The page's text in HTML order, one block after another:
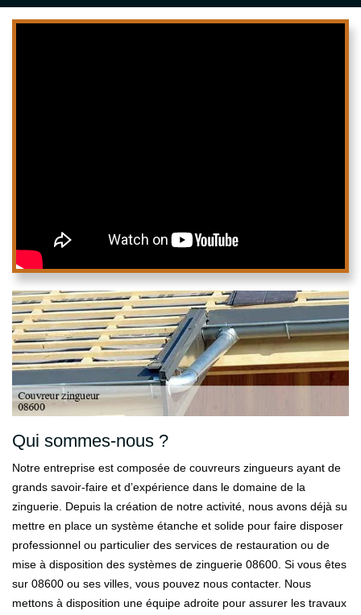
Qui sommes-nous ?
Notre entreprise est composée de couvreurs zingueurs ayant de
grands savoir-faire et d’expérience dans le domaine de la
zinguerie. Depuis la création de notre activité, nous avons déjà su
mettre en place un système étanche et solide pour faire disposer
professionnel ou particulier des services de restauration ou de
mise à disposition des systèmes de zinguerie 08600. Si vous êtes
sur 08600 ou ses villes, vous pouvez nous contacter. Nous
mettons à disposition une équipe adroite pour assurer les travaux